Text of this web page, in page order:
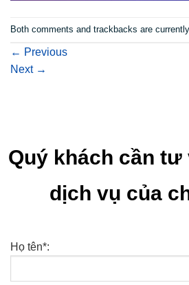
Both comments and trackbacks are
← Previous
Next →
Quý khách cần tư
dịch vụ của
Họ tên*: